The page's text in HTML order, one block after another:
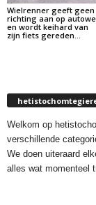
Wielrenner geeft geen
richting aan op
en wordt keihard van
zijn fiets gereden…
Welkom op
verschillende
We doen uiteraard
alles wat momenteel